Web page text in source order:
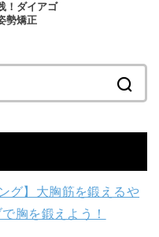
！ダイアゴ
勢矯正
グ】大胸筋を鍛えるや
胸を鍛えよう！